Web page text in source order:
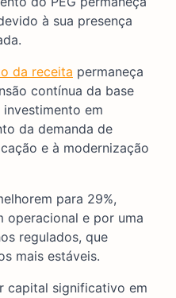
à sua presença
da receita permaneça
contínua da base
em
da demanda de
e à modernização
para 29%,
operacional e por uma
regulados, que
mais estáveis.
capital significativo em